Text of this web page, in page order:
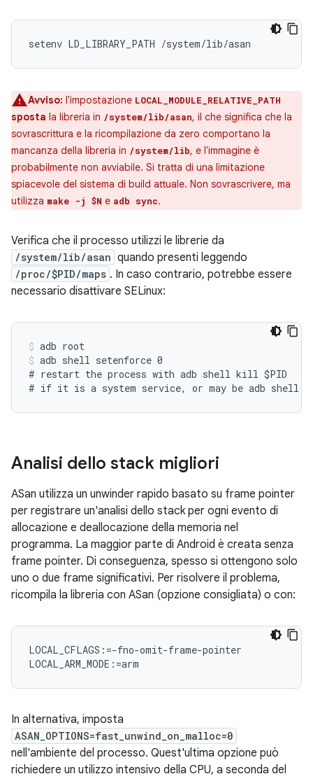
Avviso: l'impostazione LOCAL_MODULE_RELATIVE_PATH
sposta la libreria in /system/lib/asan, il che significa che la
sovrascrittura e la ricompilazione da zero comportano la
mancanza della libreria in /system/lib, e l'immagine è
probabilmente non avviabile. Si tratta di una limitazione
spiacevole del sistema di build attuale. Non sovrascrivere, ma
utilizza make -j $N e adb sync.
Verifica che il processo utilizzi le librerie da
/system/lib/asan quando presenti leggendo
/proc/$PID/maps . In caso contrario, potrebbe essere
necessario disattivare SELinux:
adb root
adb shell setenforce 0
# restart the process with adb shell kill $PID
Analisi dello stack migliori
ASan utilizza un unwinder rapido basato su frame pointer
per registrare un'analisi dello stack per ogni evento di
allocazione e deallocazione della memoria nel
programma. La maggior parte di Android è creata senza
frame pointer. Di conseguenza, spesso si ottengono solo
uno o due frame significativi. Per risolvere il problema,
ricompila la libreria con ASan (opzione consigliata) o con:
LOCAL_CFLAGS:=-fno-omit-frame-pointer
In alternativa, imposta
ASAN_OPTIONS=fast_unwind_on_malloc=0
nell'ambiente del processo. Quest'ultima opzione può
richiedere un utilizzo intensivo della CPU, a seconda del